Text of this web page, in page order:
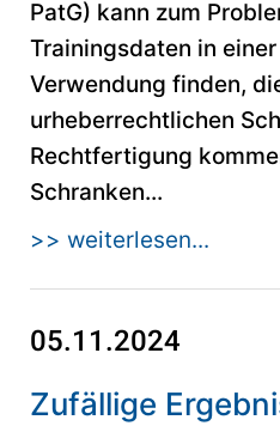
PatG) kann zum
Trainingsdaten in
Verwendung finden,
urheberrechtlichen
Rechtfertigung
Schranken...
>> weiterlesen...
05.11.2024
Zufällige